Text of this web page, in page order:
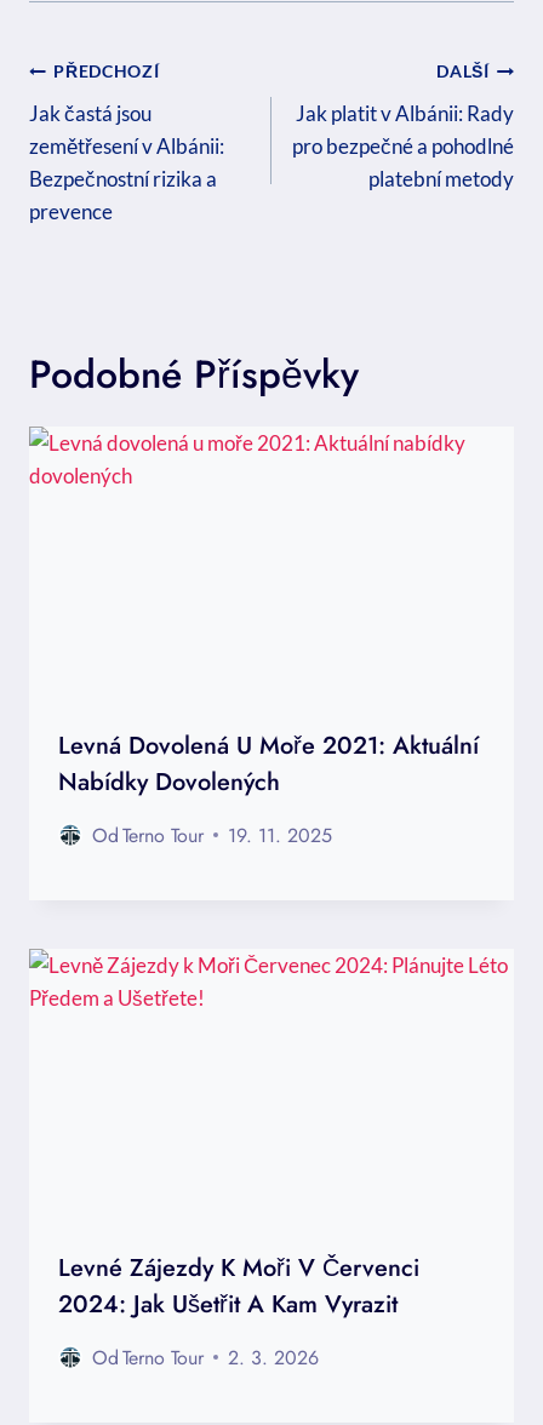
Navigace
Pro
Příspěvek
PŘEDCHOZÍ
Jak častá jsou
zemětřesení v Albánii:
Bezpečnostní rizika a
prevence
DALŠÍ
Jak platit v Albánii: Rady
pro bezpečné a pohodlné
platební metody
Podobné Příspěvky
Levná Dovolená U Moře 2021: Aktuální
Nabídky Dovolených
OdTerno Tour 19. 11. 2025
Levné Zájezdy K Moři V Červenci
2024: Jak Ušetřit A Kam Vyrazit
OdTerno Tour 2. 3. 2026